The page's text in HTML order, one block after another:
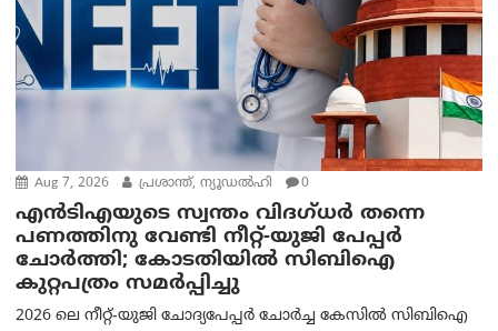
Aug 7, 2026 പ്രശാന്ത്, ന്യൂഡല്‍ഹി 0
എൻ‌ടി‌എയുടെ സ്വന്തം വിദഗ്ധർ തന്നെ
പണത്തിനു വേണ്ടി നീറ്റ്-യു‌ജി പേപ്പർ
ചോർത്തി; കോടതിയില്‍ സിബിഐ
കുറ്റപത്രം സമര്‍പ്പിച്ചു
2026 ലെ നീറ്റ്-യുജി ചോദ്യപേപ്പർ ചോർച്ച കേസിൽ സിബിഐ